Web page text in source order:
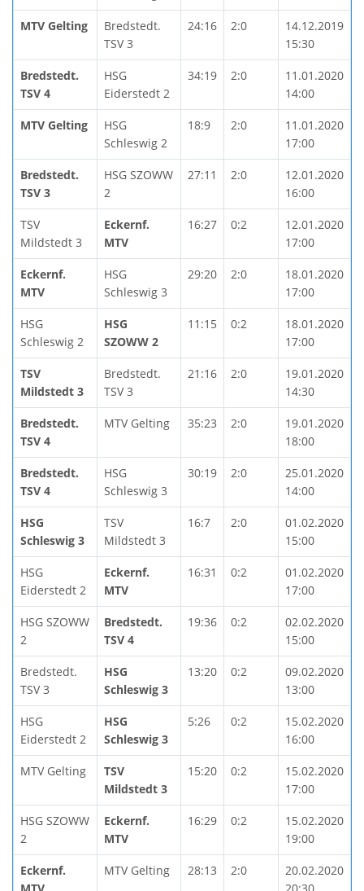
MTV Gelting
Bredstedt.
TSV 3
24:16 2:0
14.12.2019
15:30
Bredstedt.
TSV 4
HSG
Eiderstedt 2
34:19 2:0
11.01.2020
14:00
MTV Gelting
HSG
Schleswig 2
18:9 2:0
11.01.2020
17:00
Bredstedt.
TSV 3
HSG SZOWW
2
27:11 2:0
12.01.2020
16:00
TSV
Mildstedt 3
Eckernf.
MTV
16:27 0:2
12.01.2020
17:00
Eckernf.
MTV
HSG
Schleswig 3
29:20 2:0
18.01.2020
17:00
HSG
Schleswig 2
HSG
SZOWW 2
11:15 0:2
18.01.2020
17:00
TSV
Mildstedt 3
Bredstedt.
TSV 3
21:16 2:0
19.01.2020
14:30
Bredstedt.
TSV 4
MTV Gelting 35:23 2:0
19.01.2020
18:00
Bredstedt.
TSV 4
HSG
Schleswig 3
30:19 2:0
25.01.2020
14:00
HSG
Schleswig 3
TSV
Mildstedt 3
16:7 2:0
01.02.2020
15:00
HSG
Eiderstedt 2
Eckernf.
MTV
16:31 0:2
01.02.2020
17:00
HSG SZOWW
2
Bredstedt.
TSV 4
19:36 0:2
02.02.2020
15:00
Bredstedt.
TSV 3
HSG
Schleswig 3
13:20 0:2
09.02.2020
13:00
HSG
Eiderstedt 2
HSG
Schleswig 3
5:26 0:2
15.02.2020
16:00
MTV Gelting
TSV
Mildstedt 3
15:20 0:2
15.02.2020
17:00
HSG SZOWW
2
Eckernf.
MTV
16:29 0:2
15.02.2020
19:00
Eckernf.
MTV Gelting 28:13 2:0
20.02.2020